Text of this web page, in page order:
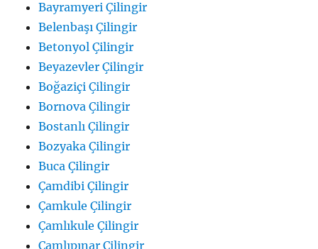
Bayramyeri Çilingir
Belenbaşı Çilingir
Betonyol Çilingir
Beyazevler Çilingir
Boğaziçi Çilingir
Bornova Çilingir
Bostanlı Çilingir
Bozyaka Çilingir
Buca Çilingir
Çamdibi Çilingir
Çamkule Çilingir
Çamlıkule Çilingir
Çamlıpınar Çilingir